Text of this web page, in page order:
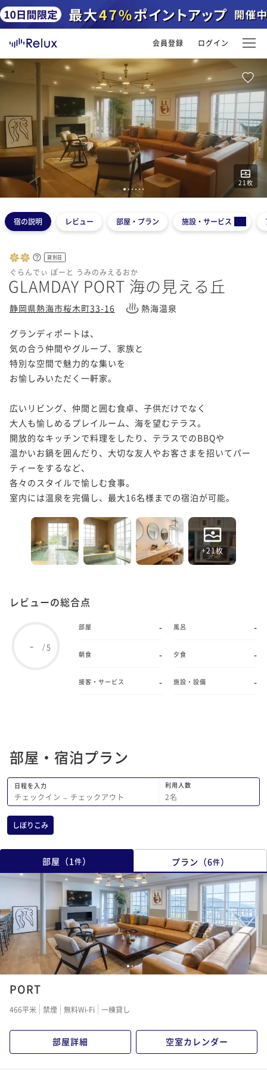
会員登録 ログイン
21 枚
1 23 4 5 6
宿の説明 レビュー 部屋・プラン 施設・サービス
貸別荘
ぐらんでぃ ぽーと うみのみえるおか
GLAMDAY PORT 海の見える丘
静岡県熱海市桜木町33-16 熱海温泉
グランディポートは、
気の合う仲間やグループ、家族と
特別な空間で魅力的な集いを
お愉しみいただく一軒家。
広いリビング、仲間と囲む食卓、子供だけでなく
大人も愉しめるプレイルーム、海を望むテラス。
開放的なキッチンで料理をしたり、テラスでのBBQや
温かいお鍋を囲んだり、大切な友人やお客さまを招いてパー
ティーをするなど、
各々のスタイルで愉しむ食事。
室内には温泉を完備し、最大16名様までの宿泊が可能。
+21枚
レビューの総合点
- / 5
部屋 - 風呂 -
朝食 - 夕食 -
接客・サービス - 施設・設備 -
部屋・宿泊プラン
日程を入力
チェックイン − チェックアウト
利用人数
2名
しぼりこみ
部屋 （1 件） プラン （6件）
1234
PORT
466平米 禁煙 無料Wi-Fi 一棟貸し
部屋詳細 空室カレンダー